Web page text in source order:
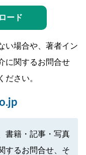
ード
い場合や、著者イン
に関するお問合せ
ださい。
書籍・記事・写真
するお問合せ、そ